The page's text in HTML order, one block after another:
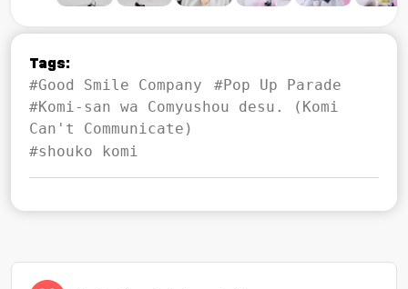
Tags:
#Good Smile Company
#Pop Up Parade
#Komi-san wa Comyushou desu. (Komi
Can't Communicate)
#shouko komi